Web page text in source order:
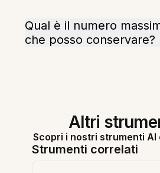
Qual è il numero
che posso conservare?
Altri
Scopri i nostri strumenti
Strumenti correlati